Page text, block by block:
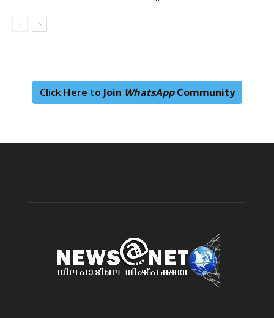
Click Here to Join WhatsAppCommunity